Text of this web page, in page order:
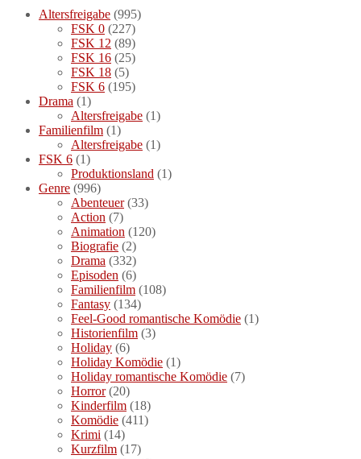
Altersfreigabe (995)
FSK 0 (227)
FSK 12 (89)
FSK 16 (25)
FSK 18 (5)
FSK 6 (195)
Drama (1)
Altersfreigabe (1)
Familienfilm (1)
Altersfreigabe (1)
FSK 6 (1)
Produktionsland (1)
Genre (996)
Abenteuer(33)
Action (7)
Animation (120)
Biografie (2)
Drama (332)
Episoden (6)
Familienfilm (108)
Fantasy (134)
Feel-Good romantische Komödie (1)
Historienfilm (3)
Holiday (6)
Holiday Komödie (1)
Holiday romantische Komödie (7)
Horror(20)
Kinderfilm (18)
Komödie (411)
Krimi (14)
Kurzfilm (17)